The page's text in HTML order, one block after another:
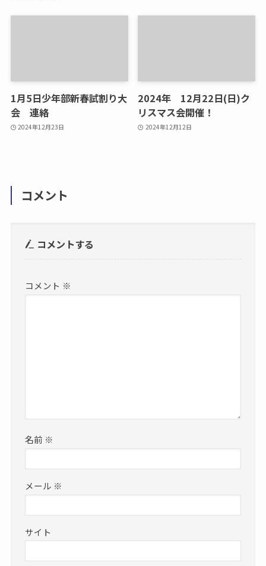
1月5日少年部新春試割り大
会 連絡
2024年12月23日
2024年 12月22日(日)ク
リスマス会開催！
2024年12月12日
コメント
コメントする
コメント ※
名前 ※
メール ※
サイト